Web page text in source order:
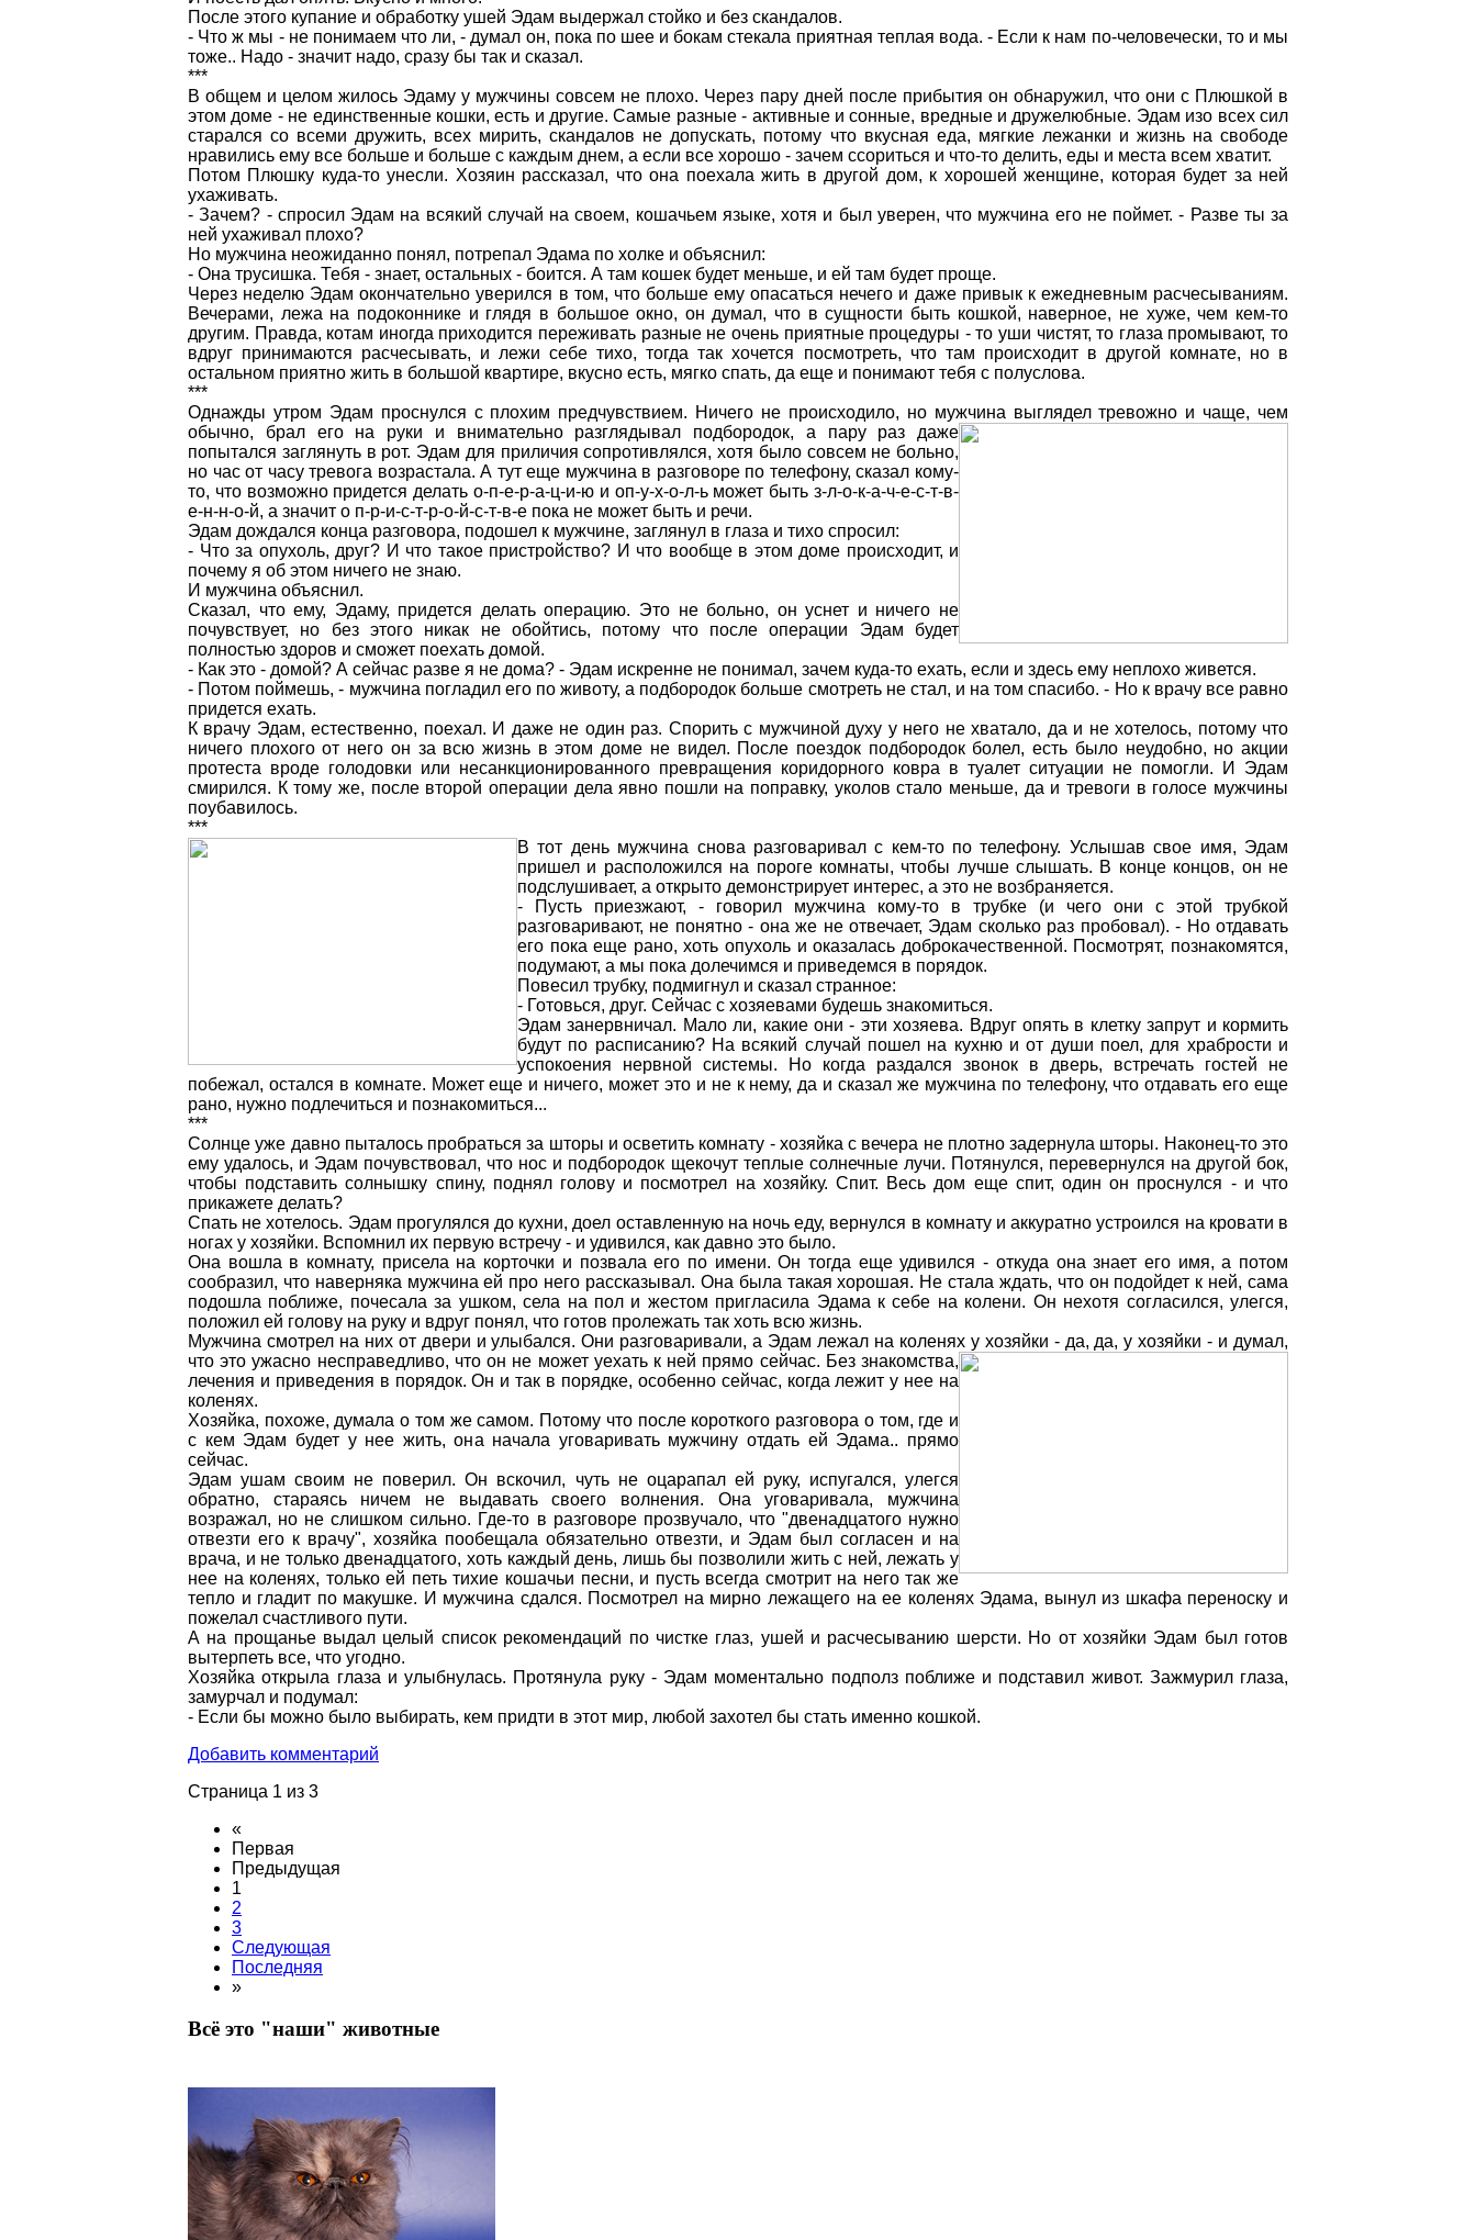
После этого купание и обработку ушей Эдам выдержал стойко и без скандалов.
- Что ж мы - не понимаем что ли, - думал он, пока по шее и бокам стекала приятная теплая вода. - Если к нам по-человечески, то и мы
тоже.. Надо - значит надо, сразу бы так и сказал.
***
В общем и целом жилось Эдаму у мужчины совсем не плохо. Через пару дней после прибытия он обнаружил, что они с Плюшкой в
этом доме - не единственные кошки, есть и другие. Самые разные - активные и сонные, вредные и дружелюбные. Эдам изо всех сил
старался со всеми дружить, всех мирить, скандалов не допускать, потому что вкусная еда, мягкие лежанки и жизнь на свободе
нравились ему все больше и больше с каждым днем, а если все хорошо - зачем ссориться и что-то делить, еды и места всем хватит.
Потом Плюшку куда-то унесли. Хозяин рассказал, что она поехала жить в другой дом, к хорошей женщине, которая будет за ней
ухаживать.
- Зачем? - спросил Эдам на всякий случай на своем, кошачьем языке, хотя и был уверен, что мужчина его не поймет. - Разве ты за
ней ухаживал плохо?
Но мужчина неожиданно понял, потрепал Эдама по холке и объяснил:
- Она трусишка. Тебя - знает, остальных - боится. А там кошек будет меньше, и ей там будет проще.
Через неделю Эдам окончательно уверился в том, что больше ему опасаться нечего и даже привык к ежедневным расчесываниям.
Вечерами, лежа на подоконнике и глядя в большое окно, он думал, что в сущности быть кошкой, наверное, не хуже, чем кем-то
другим. Правда, котам иногда приходится переживать разные не очень приятные процедуры - то уши чистят, то глаза промывают, то
вдруг принимаются расчесывать, и лежи себе тихо, тогда так хочется посмотреть, что там происходит в другой комнате, но в
остальном приятно жить в большой квартире, вкусно есть, мягко спать, да еще и понимают тебя с полуслова.
***
Однажды утром Эдам проснулся с плохим предчувствием. Ничего не происходило, но мужчина выглядел тревожно и чаще, чем
обычно, брал его на руки и внимательно разглядывал подбородок, а пару раз даже
попытался заглянуть в рот. Эдам для приличия сопротивлялся, хотя было совсем не больно,
но час от часу тревога возрастала. А тут еще мужчина в разговоре по телефону, сказал кому-
то, что возможно придется делать о-п-е-р-а-ц-и-ю и оп-у-х-о-л-ь может быть з-л-о-к-а-ч-е-с-т-в-
е-н-н-о-й, а значит о п-р-и-с-т-р-о-й-с-т-в-е пока не может быть и речи.
Эдам дождался конца разговора, подошел к мужчине, заглянул в глаза и тихо спросил:
- Что за опухоль, друг? И что такое пристройство? И что вообще в этом доме происходит, и
почему я об этом ничего не знаю.
И мужчина объяснил.
Сказал, что ему, Эдаму, придется делать операцию. Это не больно, он уснет и ничего не
почувствует, но без этого никак не обойтись, потому что после операции Эдам будет
полностью здоров и сможет поехать домой.
- Как это - домой? А сейчас разве я не дома? - Эдам искренне не понимал, зачем куда-то ехать, если и здесь ему неплохо живется.
- Потом поймешь, - мужчина погладил его по животу, а подбородок больше смотреть не стал, и на том спасибо. - Но к врачу все равно
придется ехать.
К врачу Эдам, естественно, поехал. И даже не один раз. Спорить с мужчиной духу у него не хватало, да и не хотелось, потому что
ничего плохого от него он за всю жизнь в этом доме не видел. После поездок подбородок болел, есть было неудобно, но акции
протеста вроде голодовки или несанкционированного превращения коридорного ковра в туалет ситуации не помогли. И Эдам
смирился. К тому же, после второй операции дела явно пошли на поправку, уколов стало меньше, да и тревоги в голосе мужчины
поубавилось.
***
В тот день мужчина снова разговаривал с кем-то по телефону. Услышав свое имя, Эдам
пришел и расположился на пороге комнаты, чтобы лучше слышать. В конце концов, он не
подслушивает, а открыто демонстрирует интерес, а это не возбраняется.
- Пусть приезжают, - говорил мужчина кому-то в трубке (и чего они с этой трубкой
разговаривают, не понятно - она же не отвечает, Эдам сколько раз пробовал). - Но отдавать
его пока еще рано, хоть опухоль и оказалась доброкачественной. Посмотрят, познакомятся,
подумают, а мы пока долечимся и приведемся в порядок.
Повесил трубку, подмигнул и сказал странное:
- Готовься, друг. Сейчас с хозяевами будешь знакомиться.
Эдам занервничал. Мало ли, какие они - эти хозяева. Вдруг опять в клетку запрут и кормить
будут по расписанию? На всякий случай пошел на кухню и от души поел, для храбрости и
успокоения нервной системы. Но когда раздался звонок в дверь, встречать гостей не
побежал, остался в комнате. Может еще и ничего, может это и не к нему, да и сказал же мужчина по телефону, что отдавать его еще
рано, нужно подлечиться и познакомиться...
***
Солнце уже давно пыталось пробраться за шторы и осветить комнату - хозяйка с вечера не плотно задернула шторы. Наконец-то это
ему удалось, и Эдам почувствовал, что нос и подбородок щекочут теплые солнечные лучи. Потянулся, перевернулся на другой бок,
чтобы подставить солнышку спину, поднял голову и посмотрел на хозяйку. Спит. Весь дом еще спит, один он проснулся - и что
прикажете делать?
Спать не хотелось. Эдам прогулялся до кухни, доел оставленную на ночь еду, вернулся в комнату и аккуратно устроился на кровати в
ногах у хозяйки. Вспомнил их первую встречу - и удивился, как давно это было.
Она вошла в комнату, присела на корточки и позвала его по имени. Он тогда еще удивился - откуда она знает его имя, а потом
сообразил, что наверняка мужчина ей про него рассказывал. Она была такая хорошая. Не стала ждать, что он подойдет к ней, сама
подошла поближе, почесала за ушком, села на пол и жестом пригласила Эдама к себе на колени. Он нехотя согласился, улегся,
положил ей голову на руку и вдруг понял, что готов пролежать так хоть всю жизнь.
Мужчина смотрел на них от двери и улыбался. Они разговаривали, а Эдам лежал на коленях у хозяйки - да, да, у хозяйки - и думал,
что это ужасно несправедливо, что он не может уехать к ней прямо сейчас. Без знакомства,
лечения и приведения в порядок. Он и так в порядке, особенно сейчас, когда лежит у нее на
коленях.
Хозяйка, похоже, думала о том же самом. Потому что после короткого разговора о том, где и
с кем Эдам будет у нее жить, она начала уговаривать мужчину отдать ей Эдама.. прямо
сейчас.
Эдам ушам своим не поверил. Он вскочил, чуть не оцарапал ей руку, испугался, улегся
обратно, стараясь ничем не выдавать своего волнения. Она уговаривала, мужчина
возражал, но не слишком сильно. Где-то в разговоре прозвучало, что "двенадцатого нужно
отвезти его к врачу", хозяйка пообещала обязательно отвезти, и Эдам был согласен и на
врача, и не только двенадцатого, хоть каждый день, лишь бы позволили жить с ней, лежать у
нее на коленях, только ей петь тихие кошачьи песни, и пусть всегда смотрит на него так же
тепло и гладит по макушке. И мужчина сдался. Посмотрел на мирно лежащего на ее коленях Эдама, вынул из шкафа переноску и
пожелал счастливого пути.
А на прощанье выдал целый список рекомендаций по чистке глаз, ушей и расчесыванию шерсти. Но от хозяйки Эдам был готов
вытерпеть все, что угодно.
Хозяйка открыла глаза и улыбнулась. Протянула руку - Эдам моментально подполз поближе и подставил живот. Зажмурил глаза,
замурчал и подумал:
- Если бы можно было выбирать, кем придти в этот мир, любой захотел бы стать именно кошкой.
Добавить комментарий
Страница 1 из 3
«
Первая
Предыдущая
1
2
3
Следующая
Последняя
»
Всё это "наши" животные